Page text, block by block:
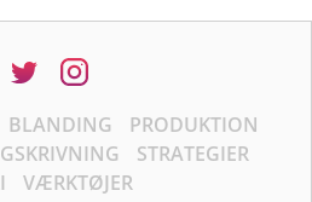
BLANDING
PRODUKTION
STRATEGIER
VÆRKTØJER